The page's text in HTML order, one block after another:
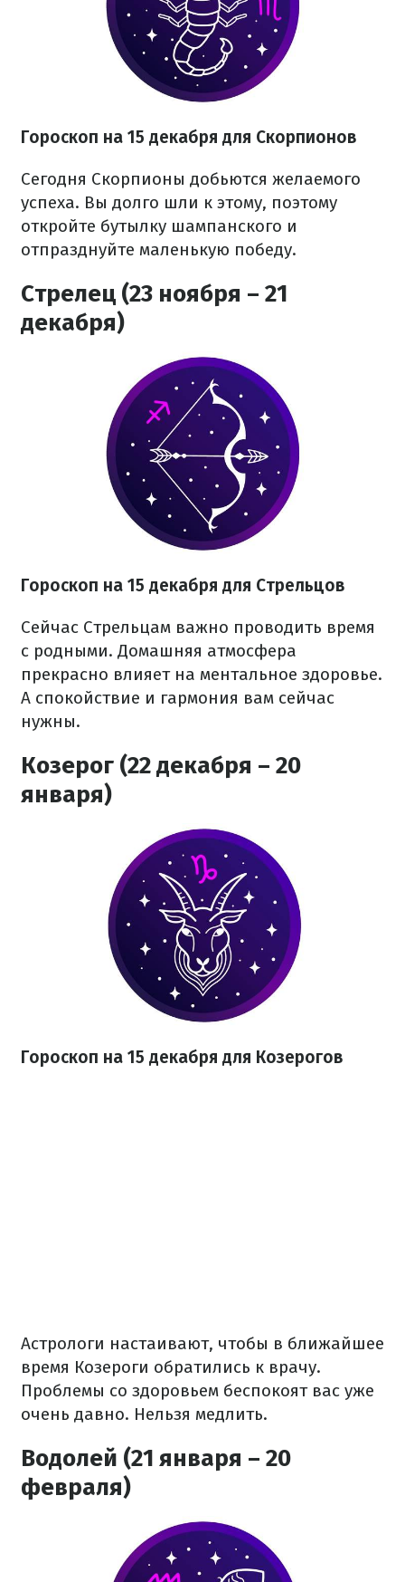
Гороскоп на 15 декабря для Скорпионов
Сегодня Скорпионы добьются желаемого
успеха. Вы долго шли к этому, поэтому
откройте бутылку шампанского и
отпразднуйте маленькую победу.
Стрелец (23 ноября – 21
декабря)
Гороскоп на 15 декабря для Стрельцов
Сейчас Стрельцам важно проводить время
с родными. Домашняя атмосфера
прекрасно влияет на ментальное здоровье.
А спокойствие и гармония вам сейчас
нужны.
Козерог (22 декабря – 20
января)
Гороскоп на 15 декабря для Козерогов
Астрологи настаивают, чтобы в ближайшее
время Козероги обратились к врачу.
Проблемы со здоровьем беспокоят вас уже
очень давно. Нельзя медлить.
Водолей (21 января – 20
февраля)